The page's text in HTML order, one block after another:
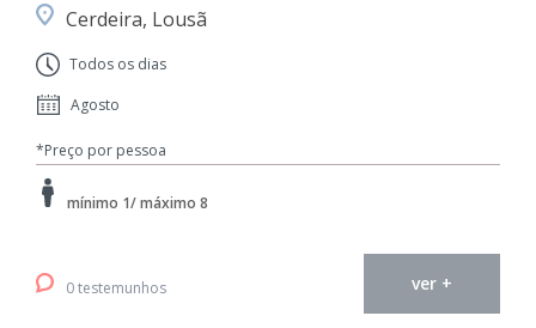
Cerdeira, Lousã
Todos os dias
Agosto
*Preço por pessoa
mínimo 1/ máximo 8
0 testemunhos ver +